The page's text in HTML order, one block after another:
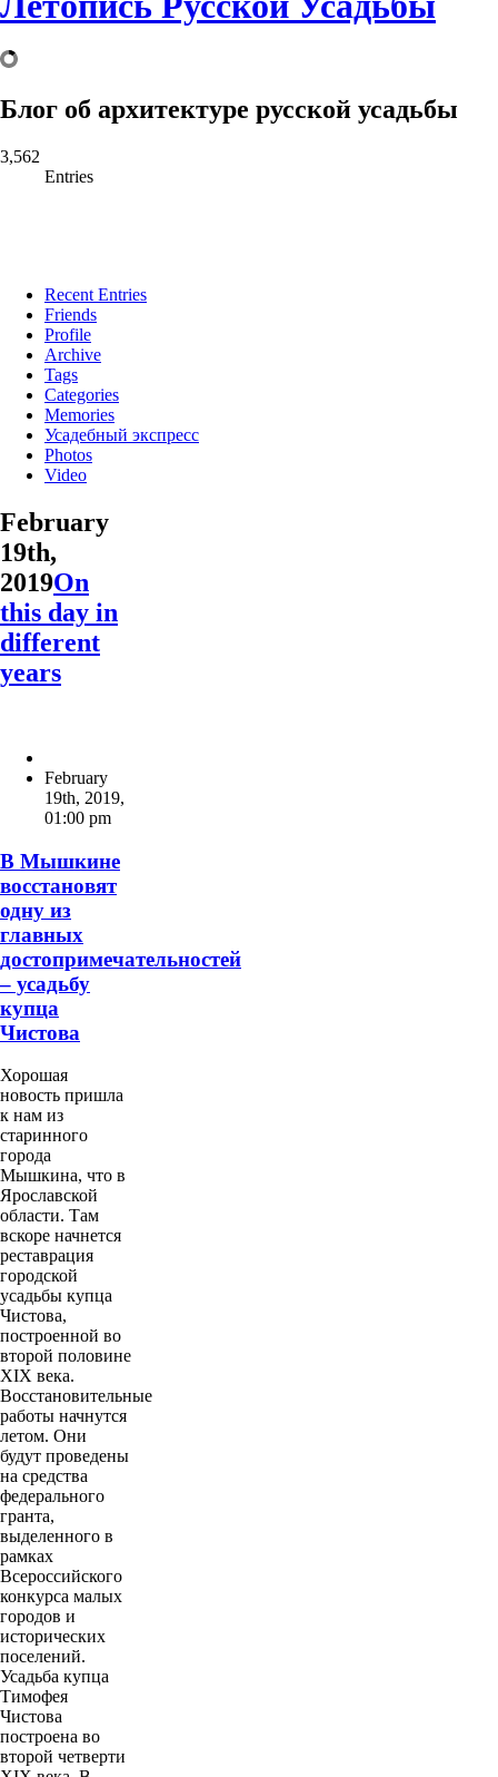
Блог об архитектуре русской усадьбы
3,562
Entries
Recent Entries
Friends
Profile
Archive
Tags
Categories
Memories
Усадебный экспресс
Photos
Video
February
19th,
2019On
this day in
different
years
February
19th, 2019,
01:00 pm
В Мышкине
восстановят
одну из
главных
достопримечательностей
– усадьбу
купца
Чистова
Хорошая
новость пришла
к нам из
старинного
города
Мышкина, что в
Ярославской
области. Там
вскоре начнется
реставрация
городской
усадьбы купца
Чистова,
построенной во
второй половине
XIX века.
Восстановительные
работы начнутся
летом. Они
будут проведены
на средства
федерального
гранта,
выделенного в
рамках
Всероссийского
конкурса малых
городов и
исторических
поселений.
Усадьба купца
Тимофея
Чистова
построена во
второй четверти